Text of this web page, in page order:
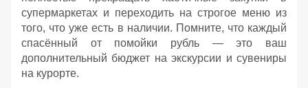
супермаркетах и переходить на строгое меню из
того, что уже есть в наличии. Помните, что каждый
спасённый от помойки рубль — это ваш
дополнительный бюджет на экскурсии и сувениры
на курорте.